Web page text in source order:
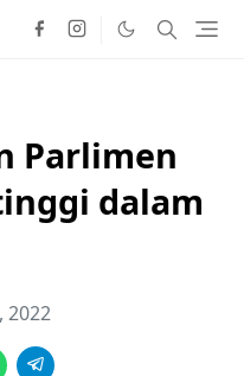
Parlimen
dalam
2022